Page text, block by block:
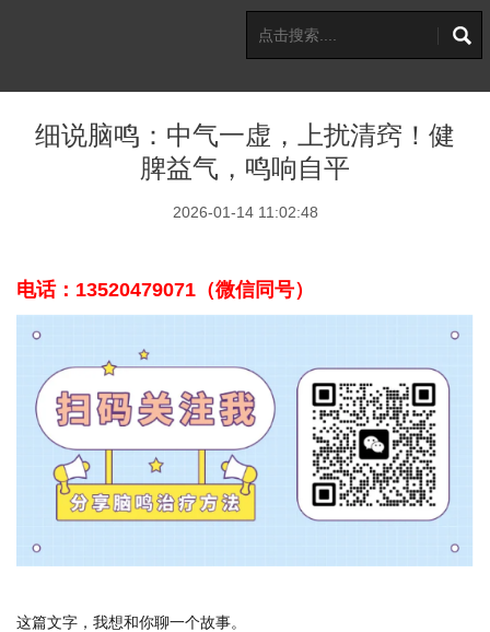
细说脑鸣：中气一虚，上扰清窍！健
脾益气，鸣响自平
2026-01-14 11:02:48
电话：13520479071（微信同号）
这篇文字，我想和你聊一个故事。